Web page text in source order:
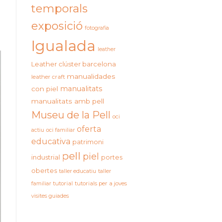
temporals
exposició fotografia
Igualada leather
Leather clúster barcelona
leather craft manualidades
con piel manualitats
manualitats amb pell
Museu de la Pell oci
actiu oci familiar oferta
educativa patrimoni
industrial pell piel
portes
obertes taller educatiu taller
familiar tutorial tutorials per a joves
visites guiades